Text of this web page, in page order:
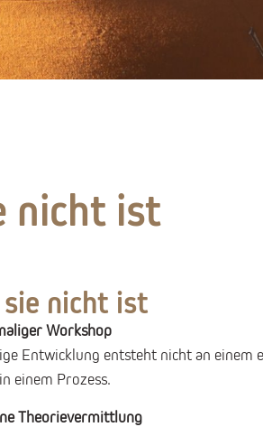
nicht ist
sie nicht ist
Workshop
Entwicklung entsteht nicht an einem
einem Prozess.
Theorievermittlung